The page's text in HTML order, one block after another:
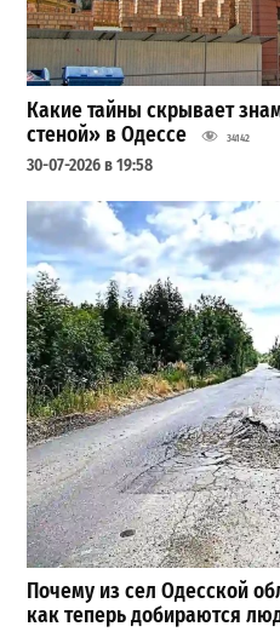
Какие тайны скрывает
стеной» в Одессе
34142
30-07-2026 в 19:58
Почему из сел Одесской
как теперь добираются